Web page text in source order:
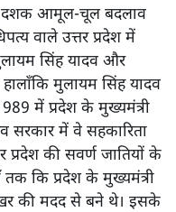
आमूल-चूल बदलाव
वाले उत्तर प्रदेश में
सिंह यादव और
मुलायम सिंह यादव
में प्रदेश के मुख्यमंत्री
सरकार में वे सहकारिता
प्रदेश की सवर्ण जातियों के
कि प्रदेश के मुख्यमंत्री
की मदद से बने थे। इसके